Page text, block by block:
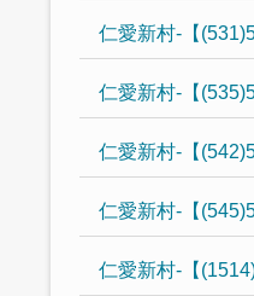
仁愛新村-【
仁愛新村-【
仁愛新村-【
仁愛新村-【
仁愛新村-【